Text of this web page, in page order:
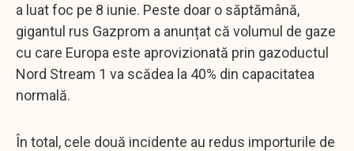
a luat foc pe 8 iunie. Peste doar o săptămână,
gigantul rus Gazprom a anunțat că volumul de gaze
cu care Europa este aprovizionată prin gazoductul
Nord Stream 1 va scădea la 40% din capacitatea
normală.
În total, cele două incidente au redus importurile de